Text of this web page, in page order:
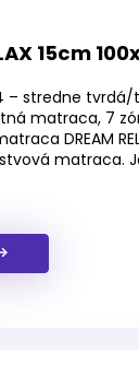
15cm
– stredne
matraca, 7
DREAM
matraca.